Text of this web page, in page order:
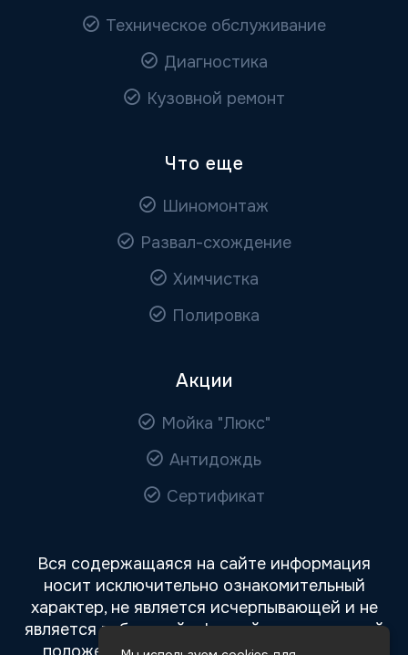
Техническое обслуживание
Диагностика
Кузовной ремонт
Что еще
Шиномонтаж
Развал-схождение
Химчистка
Полировка
Акции
Мойка "Люкс"
Антидождь
Сертификат
Вся содержащаяся на сайте информация
носит исключительно ознакомительный
характер, не является исчерпывающей и не
является публичной офертой, определяемой